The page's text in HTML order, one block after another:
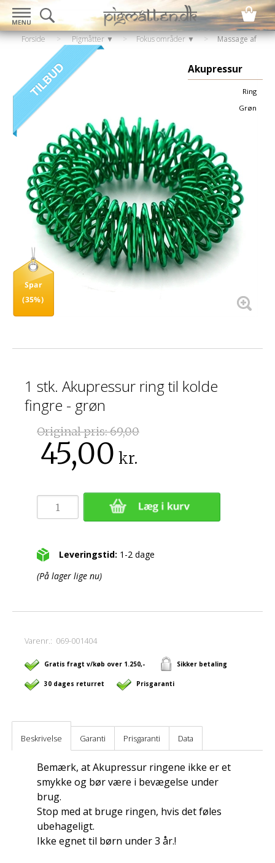
Forside > Pigmåtter ▼ > Fokus områder ▼ >
Massage af
Akupressur
Ring
Grøn
Spar
(35%)
1 stk. Akupressur ring til kolde
fingre - grøn
Original pris:69,00
45,00 kr.
Leveringstid: 1-2 dage
(På lager lige nu)
Varenr.: 069-001404
Gratis fragt v/køb over 1.250,- Sikker betaling
30 dages returret Prisgaranti
Beskrivelse Garanti Prisgaranti Data
Bemærk, at Akupressur ringene ikke er et
smykke og bør være i bevægelse under
brug.
Stop med at bruge ringen, hvis det føles
ubehageligt.
Ikke egnet til børn under 3 år.!